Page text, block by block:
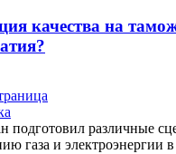
качества на
подготовил различные
газа и электроэнергии